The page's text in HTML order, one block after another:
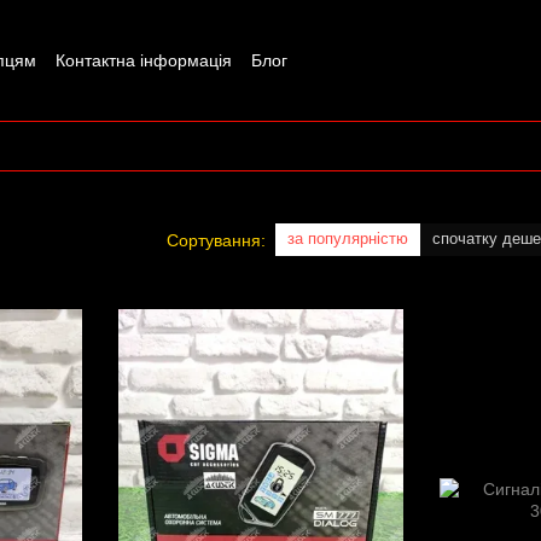
Контактна інформація Блог
Сортування: за популярністю спочатку